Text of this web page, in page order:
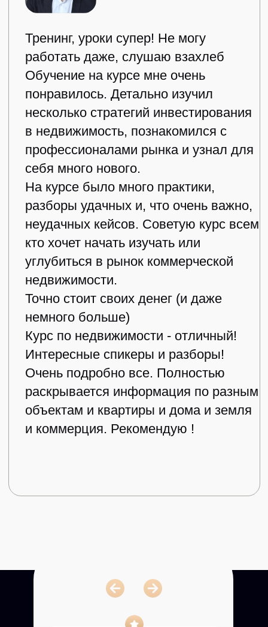
0-й модуль
Вводный урок
Результат
Бонусы
Поймете, какие результаты вам
может дать курс. Узнаете о всех
законных способах заработка на
недвижимости, изучите алгоритм
инвестирования в недвижимость.
Текстовый навигатор
(памятка) — Как проходит
процесс работы
с недвижимостью?
Подробнее
СПИКЕРЫ КУРСА